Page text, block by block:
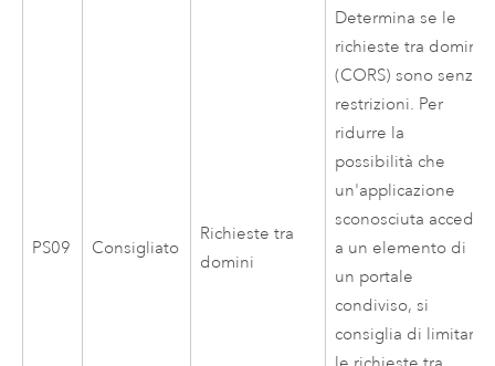
PS09 Consigliato
Richieste tra
domini
Determina se le
richieste tra domini
(CORS) sono senza
restrizioni. Per
ridurre la
possibilità che
un'applicazione
sconosciuta acceda
a un elemento di
un portale
condiviso, si
consiglia di limitare